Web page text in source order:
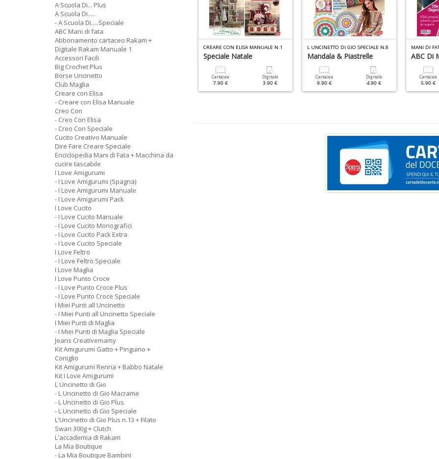
DI GIO PLUS N.10
Digitale
5.90 €
I LOVE FELTRO SPECIALE N.1 CREARE CON ELISA MANUALE N.1
Speciale Natale
Cartacea
7.90 €
Digitale
3.90 €
L UNCINETTO DI GIO SPECIALE N.8
Mandala & Piastrelle
Cartacea
9.90 €
Digitale
4.90 €
MANI DI
ABC Di
Cartacea
5.90 €
A Scuola Di... Plus
A Scuola Di.....
- A Scuola Di.....Speciale
ABC Mani di fata
Abbonamento cartaceo Rakam +
Digitale Rakam Manuale 1
Accessori Facili
Big Crochet Plus
Borse Uncinetto
Club Maglia
Creare con Elisa
- Creare con Elisa Manuale
Creo Con
- Creo Con Elisa
- Creo Con Speciale
Cucito Creativo Manuale
Dire Fare Creare Speciale
Enciclopedia Mani di Fata + Macchina da
cucire tascabile
I Love Amigurumi
- I Love Amigurumi (Spagna)
- I Love Amigurumi Manuale
- I Love Amigurumi Pack
I Love Cucito
- I Love Cucito Manuale
- I Love Cucito Monografici
- I Love Cucito Pack Extra
- I Love Cucito Speciale
I Love Feltro
- I Love Feltro Speciale
I Love Maglia
I Love Punto Croce
- I Love Punto Croce Plus
- I Love Punto Croce Speciale
I Miei Punti all Uncinetto
- I Miei Punti all Uncinetto Speciale
I Miei Punti di Maglia
- I Miei Punti di Maglia Speciale
Jeans Creativemamy
Kit Amigurumi Gatto + Pinguino +
Coniglio
Kit Amigurumi Renna + Babbo Natale
Kit I Love Amigurumi
L Uncinetto di Gio
- L Uncinetto di Gio Macrame
- L Uncinetto di Gio Plus
- L Uncinetto di Gio Speciale
L'Uncinetto di Gio Plus n.13 + Filato
Swan 300g + Clutch
L'accademia di Rakam
La Mia Boutique
- La Mia Boutique Bambini